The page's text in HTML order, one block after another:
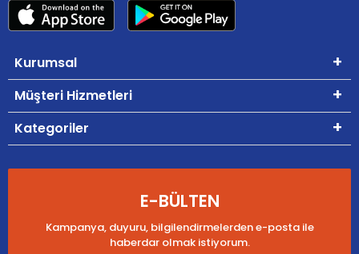
Kurumsal
Müşteri Hizmetleri
Kategoriler
E-BÜLTEN
Kampanya, duyuru, bilgilendirmelerden e-posta ile
haberdar olmak istiyorum.